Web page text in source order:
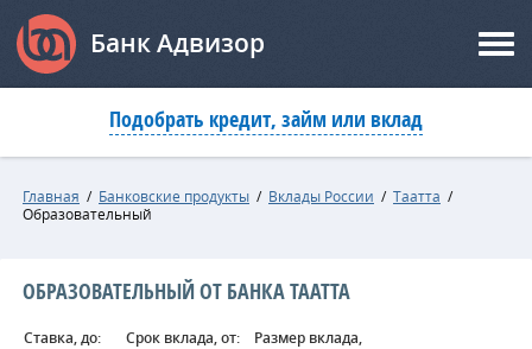
Банк Адвизор
Подобрать кредит, займ или вклад
Главная / Банковские продукты / Вклады России / Таатта /
Образовательный
ОБРАЗОВАТЕЛЬНЫЙ ОТ БАНКА ТААТТА
Ставка, до: Срок вклада, от:
Размер вклада,